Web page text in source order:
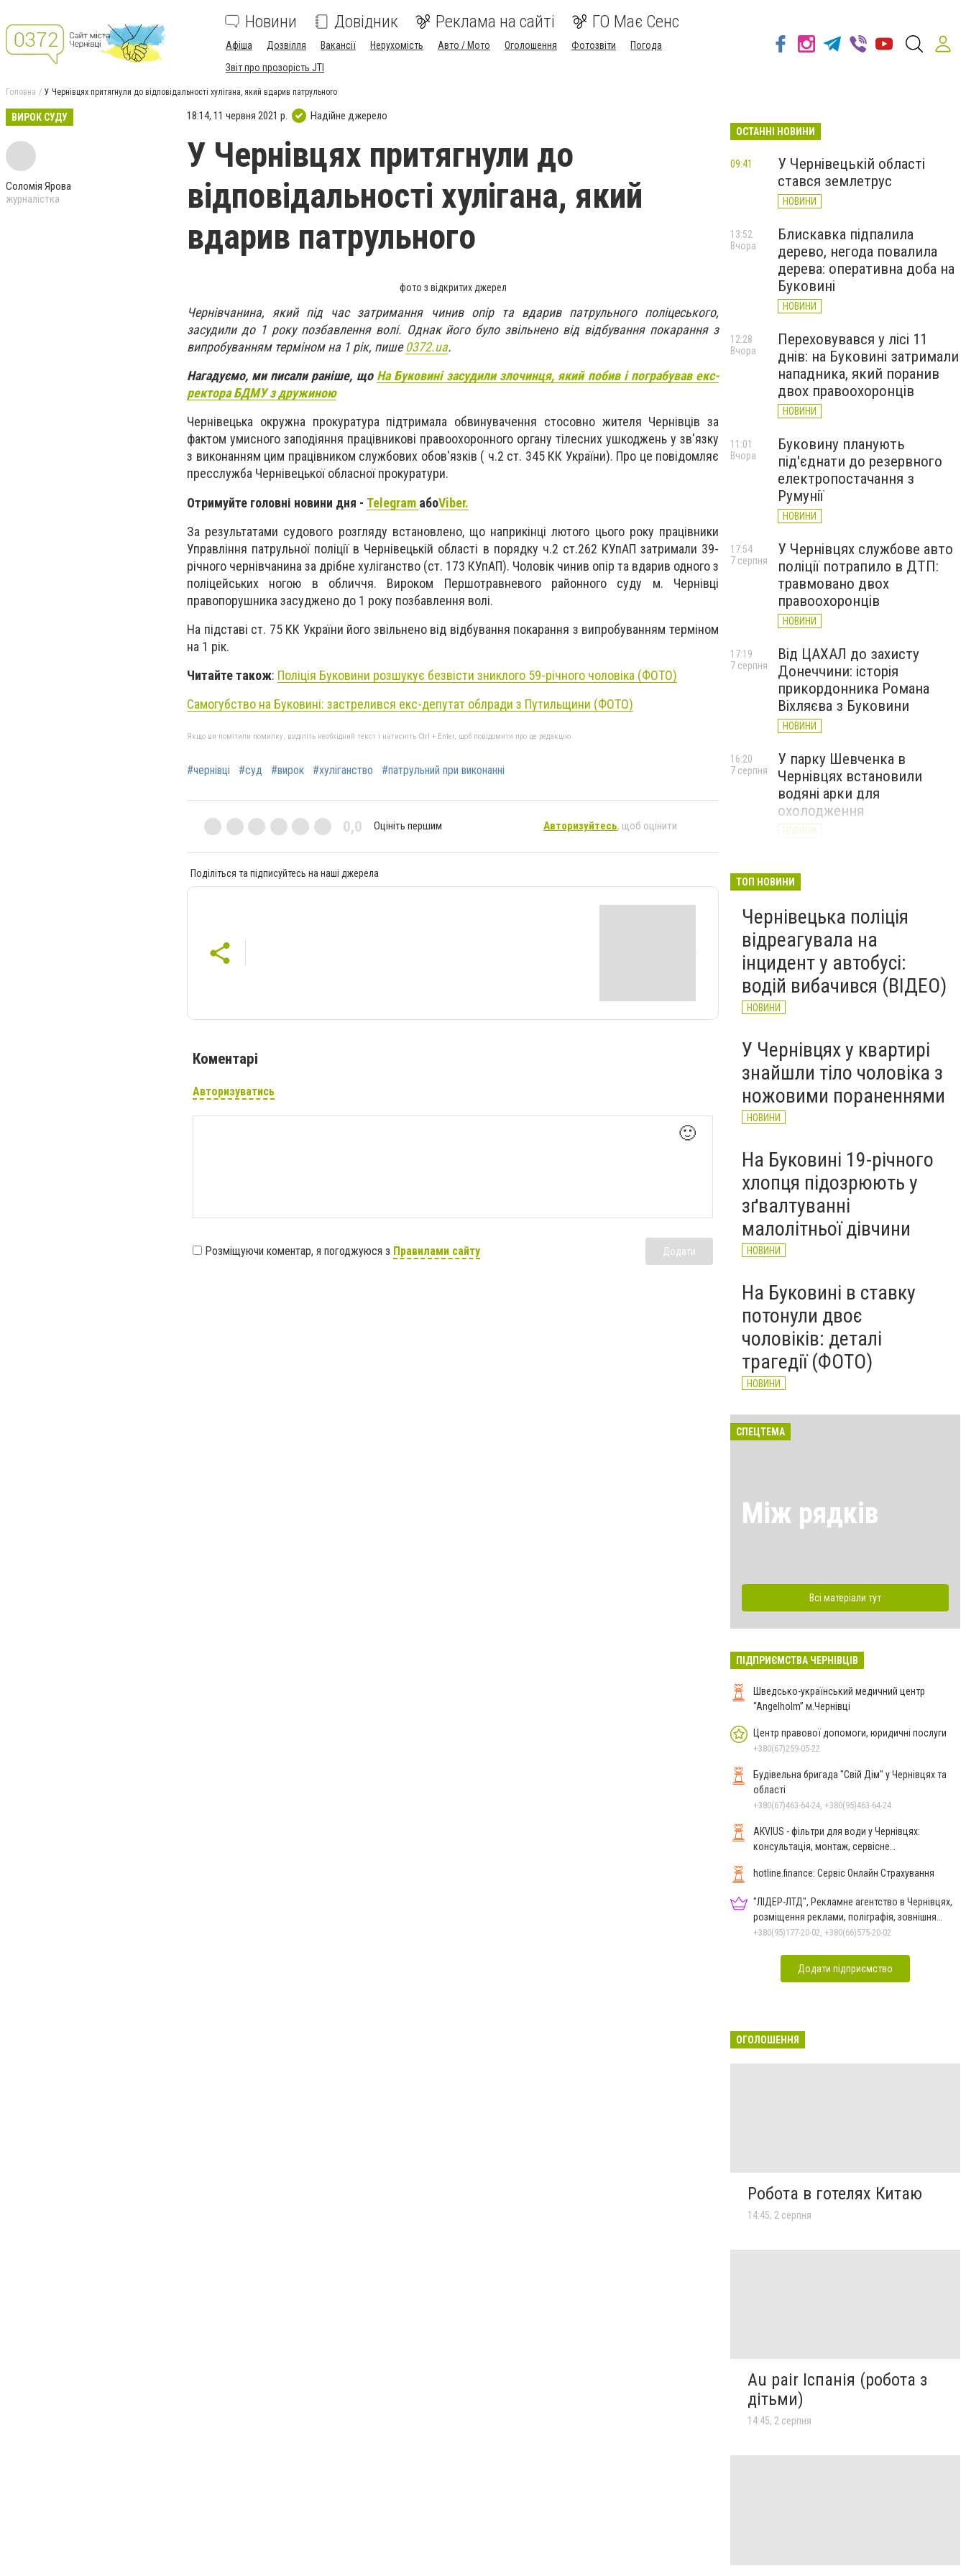
Новини Довідник Реклама на сайті ГО Має Сенс
Афіша Дозвілля Вакансії Нерухомість Авто / Мото Оголошення Фотозвіти
Погода
Звіт про прозорість JTI
Головна У Чернівцях притягнули до відповідальності хулігана, який вдарив патрульного
ВИРОК СУДУ
Соломія Ярова
журналістка
18:14, 11 червня 2021 р. Надійне джерело
У Чернівцях притягнули до
відповідальності хулігана, який
вдарив патрульного
фото з відкритих джерел
Чернівчанина, який під час затримання чинив опір та вдарив патрульного поліцеського,
засудили до 1 року позбавлення волі. Однак його було звільнено від відбування покарання з
випробуванням терміном на 1 рік, пише0372.ua.
Нагадуємо, ми писали раніше, що На Буковині засудили злочинця, який побив і пограбував екс-
ректора БДМУ з дружиною
Чернівецька окружна прокуратура підтримала обвинувачення стосовно жителя Чернівців за
фактом умисного заподіяння працівникові правоохоронного органу тілесних ушкоджень у зв'язку
з виконанням цим працівником службових обов'язків ( ч.2 ст. 345 КК України). Про це повідомляє
пресслужба Чернівецької обласної прокуратури.
Отримуйте головні новини дня - Telegram абоViber.
За результатами судового розгляду встановлено, що наприкінці лютого цього року працівники
Управління патрульної поліції в Чернівецькій області в порядку ч.2 ст.262 КУпАП затримали 39-
річного чернівчанина за дрібне хуліганство (ст. 173 КУпАП). Чоловік чинив опір та вдарив одного з
поліцейських ногою в обличчя. Вироком Першотравневого районного суду м. Чернівці
правопорушника засуджено до 1 року позбавлення волі.
На підставі ст. 75 КК України його звільнено від відбування покарання з випробуванням терміном
на 1 рік.
Читайте також: Поліція Буковини розшукує безвісти зниклого 59-річного чоловіка (ФОТО)
Самогубство на Буковині: застрелився екс-депутат облради з Путильщини (ФОТО)
Якщо ви помітили помилку, виділіть необхідний текст і натисніть Ctrl + Enter, щоб повідомити про це редакцію
#чернівці #суд #вирок #хуліганство #патрульний при виконанні
0,0 Оцініть першим Авторизуйтесь, щоб оцінити
Поділіться та підписуйтесь на наші джерела
Коментарі
Авторизуватись
🙂
Розміщуючи коментар, я погоджуюся з Правилами сайту Додати
ОСТАННІ НОВИНИ
У Чернівецькій області
стався землетрус
НОВИНИ
09:41
Блискавка підпалила
дерево, негода повалила
дерева: оперативна доба на
Буковині
НОВИНИ
13:52
Вчора
Переховувався у лісі 11
днів: на Буковині затримали
нападника, який поранив
двох правоохоронців
НОВИНИ
12:28
Вчора
Буковину планують
під'єднати до резервного
електропостачання з
Румунії
НОВИНИ
11:01
Вчора
У Чернівцях службове авто
поліції потрапило в ДТП:
травмовано двох
правоохоронців
НОВИНИ
17:54
7 серпня
Від ЦАХАЛ до захисту
Донеччини: історія
прикордонника Романа
Віхляєва з Буковини
НОВИНИ
17:19
7 серпня
У парку Шевченка в
Чернівцях встановили
водяні арки для
охолодження
НОВИНИ
16:20
7 серпня
вимагав 50 тисяч доларів
потерпілого
НОВИНИ
7 серпня
ТОП НОВИНИ
Чернівецька поліція
відреагувала на
інцидент у автобусі:
водій вибачився (ВІДЕО)
НОВИНИ
У Чернівцях у квартирі
знайшли тіло чоловіка з
ножовими пораненнями
НОВИНИ
На Буковині 19-річного
хлопця підозрюють у
зґвалтуванні
малолітньої дівчини
НОВИНИ
На Буковині в ставку
потонули двоє
чоловіків: деталі
трагедії (ФОТО)
НОВИНИ
СПЕЦТЕМА
Між рядків
Всі матеріали тут
ПІДПРИЄМСТВА ЧЕРНІВЦІВ
Шведсько-український медичний центр
“Angelholm” м.Чернівці
Центр правової допомоги, юридичні послуги
+380(67)259-05-22
Будівельна бригада "Свій Дім" у Чернівцях та
області
+380(67)463-64-24, +380(95)463-64-24
AKVIUS - фільтри для води у Чернівцях:
консультація, монтаж, сервісне
hotline.finance: Сервіс Онлайн Страхування
"ЛІДЕР-ЛТД", Рекламне агентство в Чернівцях,
розміщення реклами, поліграфія, зовнішня
реклама
+380(95)177-20-02, +380(66)575-20-02
Додати підприємство
ОГОЛОШЕННЯ
Робота в готелях Китаю
14:45, 2 серпня
Au pair Іспанія (робота з
дітьми)
14:45, 2 серпня